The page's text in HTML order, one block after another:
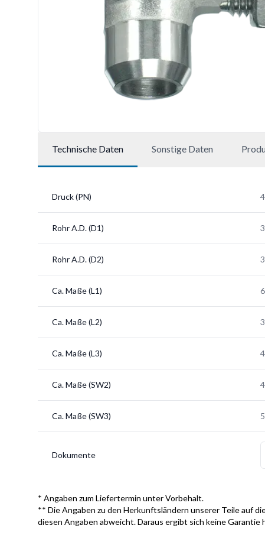
Technische Daten Sonstige Daten
Druck (PN)
Rohr A.D. (D1)
Rohr A.D. (D2)
Ca. Maße (L1)
Ca. Maße (L2)
Ca. Maße (L3)
Ca. Maße (SW2)
Ca. Maße (SW3)
Dokumente
* Angaben zum Liefertermin unter Vorbehalt.
** Die Angaben zu den Herkunftsländern unserer Teile auf
diesen Angaben abweicht. Daraus ergibt sich keine